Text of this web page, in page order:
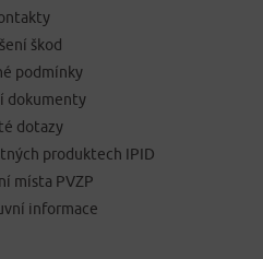
škod
podmínky
dokumenty
dotazy
produktech IPID
místa PVZP
informace